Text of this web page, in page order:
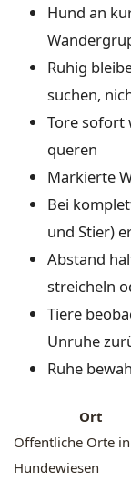
Hund an
Ruhig
suchen,
Tore sofort
queren
Markierte
Bei
und Stier)
Abstand
streicheln
Tiere
Unruhe
Ruhe
Ort
Öffentliche Orte
Hundewiesen